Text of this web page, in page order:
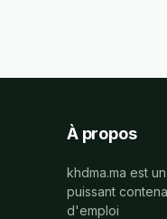
À propos
khdma.ma est
puissant
d'emploi